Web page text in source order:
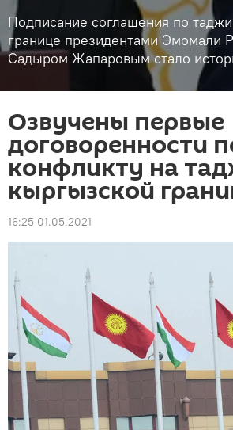
Подписание соглашения по
границе президентами Эмомали
Садыром Жапаровым стало
Озвучены первые
договоренности
конфликту на
кыргызской
16:25 01.05.2021